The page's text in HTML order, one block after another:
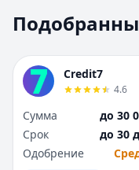
Credit7
4.6
Сумма
до 30
Срок
до 30
Одобрение